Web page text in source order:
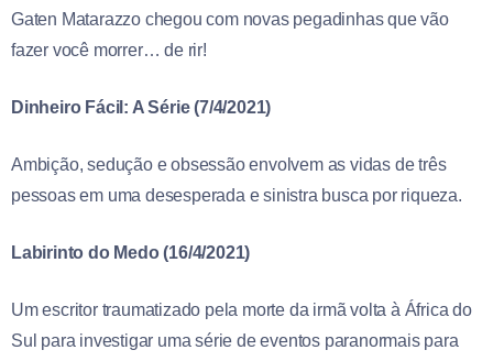
Gaten Matarazzo chegou com novas pegadinhas que vão
fazer você morrer… de rir!
Dinheiro Fácil: A Série (7/4/2021)
Ambição, sedução e obsessão envolvem as vidas de três
pessoas em uma desesperada e sinistra busca por riqueza.
Labirinto do Medo (16/4/2021)
Um escritor traumatizado pela morte da irmã volta à África do
Sul para investigar uma série de eventos paranormais para